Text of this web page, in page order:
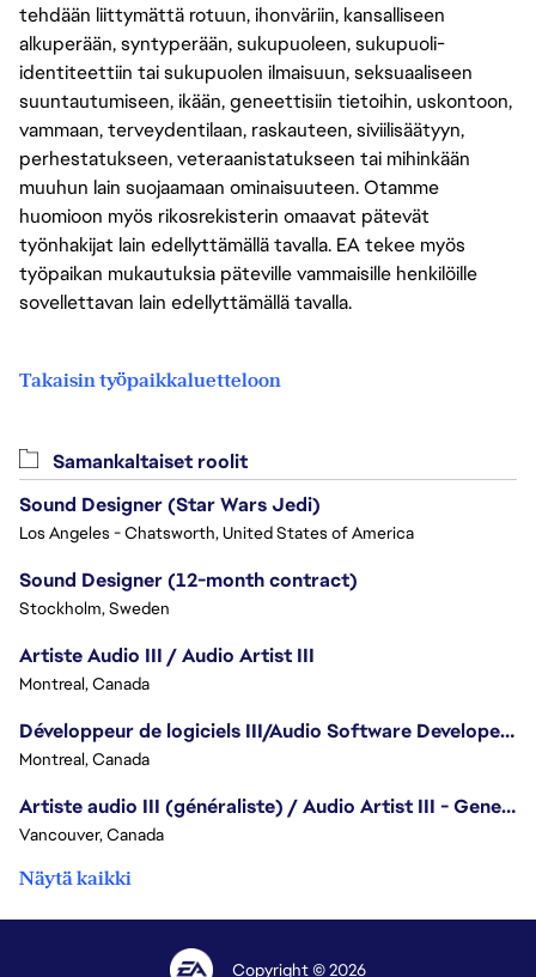
tehdään liittymättä rotuun, ihonväriin, kansalliseen
alkuperään, syntyperään, sukupuoleen, sukupuoli-
identiteettiin tai sukupuolen ilmaisuun, seksuaaliseen
suuntautumiseen, ikään, geneettisiin tietoihin, uskontoon,
vammaan, terveydentilaan, raskauteen, siviilisäätyyn,
perhestatukseen, veteraanistatukseen tai mihinkään
muuhun lain suojaamaan ominaisuuteen. Otamme
huomioon myös rikosrekisterin omaavat pätevät
työnhakijat lain edellyttämällä tavalla. EA tekee myös
työpaikan mukautuksia päteville vammaisille henkilöille
sovellettavan lain edellyttämällä tavalla.
Takaisin työpaikkaluetteloon
Samankaltaiset roolit
Sound Designer (Star Wars Jedi)
Los Angeles - Chatsworth, United States of America
Sound Designer (12-month contract)
Stockholm, Sweden
Artiste Audio III / Audio Artist III
Montreal, Canada
Développeur de logiciels III/Audio Software Developer III - Battlefield
Montreal, Canada
Artiste audio III (généraliste) / Audio Artist III - Generalist
Vancouver, Canada
Näytä kaikki
Copyright © 2026